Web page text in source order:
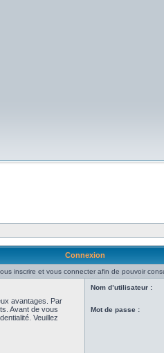
Connexion
inscrire et vous connecter afin de pouvoir
avantages. Par
Avant de vous
Veuillez
Nom d’utilisateur :
Mot de passe :